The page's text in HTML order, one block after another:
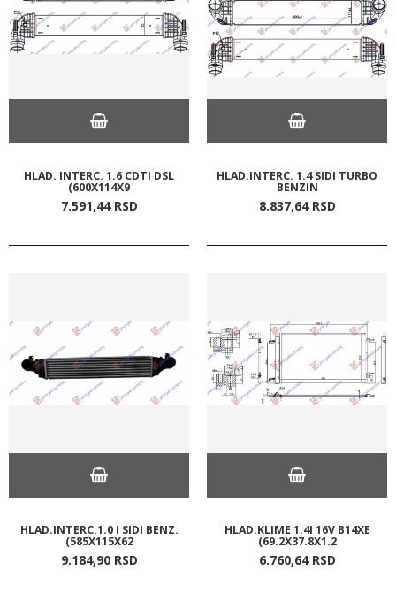
HLAD. INTERC. 1.6 CDTI DSL
(600X114X9
7.591,44 RSD
HLAD.INTERC. 1.4 SIDI TURBO
BENZIN
8.837,64 RSD
HLAD.INTERC.1.0 I SIDI BENZ.
(585X115X62
9.184,90 RSD
HLAD.KLIME 1.4I 16V B14XE
(69.2X37.8X1.2
6.760,64 RSD